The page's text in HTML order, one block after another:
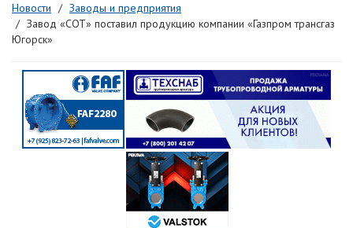
Новости
Заводы и предприятия
Завод «СОТ» поставил продукцию компании «Газпром трансгаз
Югорск»